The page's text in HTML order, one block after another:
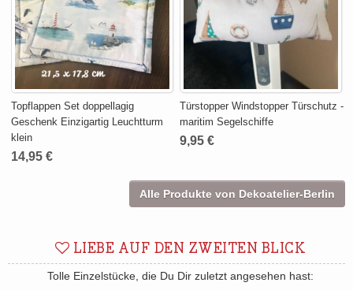
Topflappen Set doppellagig
Geschenk Einzigartig Leuchtturm
klein
14,95 €
Türstopper Windstopper Türschutz -
maritim Segelschiffe
9,95 €
Alle Produkte von Dekoatelier-Berlin
LIEBE AUF DEN ZWEITEN BLICK
Tolle Einzelstücke, die Du Dir zuletzt angesehen hast: